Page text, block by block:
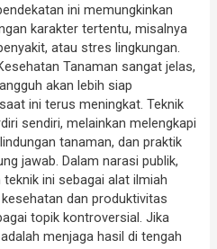
ini memungkinkan
karakter tertentu, misalnya
atau stres lingkungan.
Tanaman sangat jelas,
akan lebih siap
ini terus meningkat. Teknik
sendiri, melainkan melengkapi
tanaman, dan praktik
jawab. Dalam narasi publik,
ini sebagai alat ilmiah
dan produktivitas
topik kontroversial. Jika
menjaga hasil di tengah